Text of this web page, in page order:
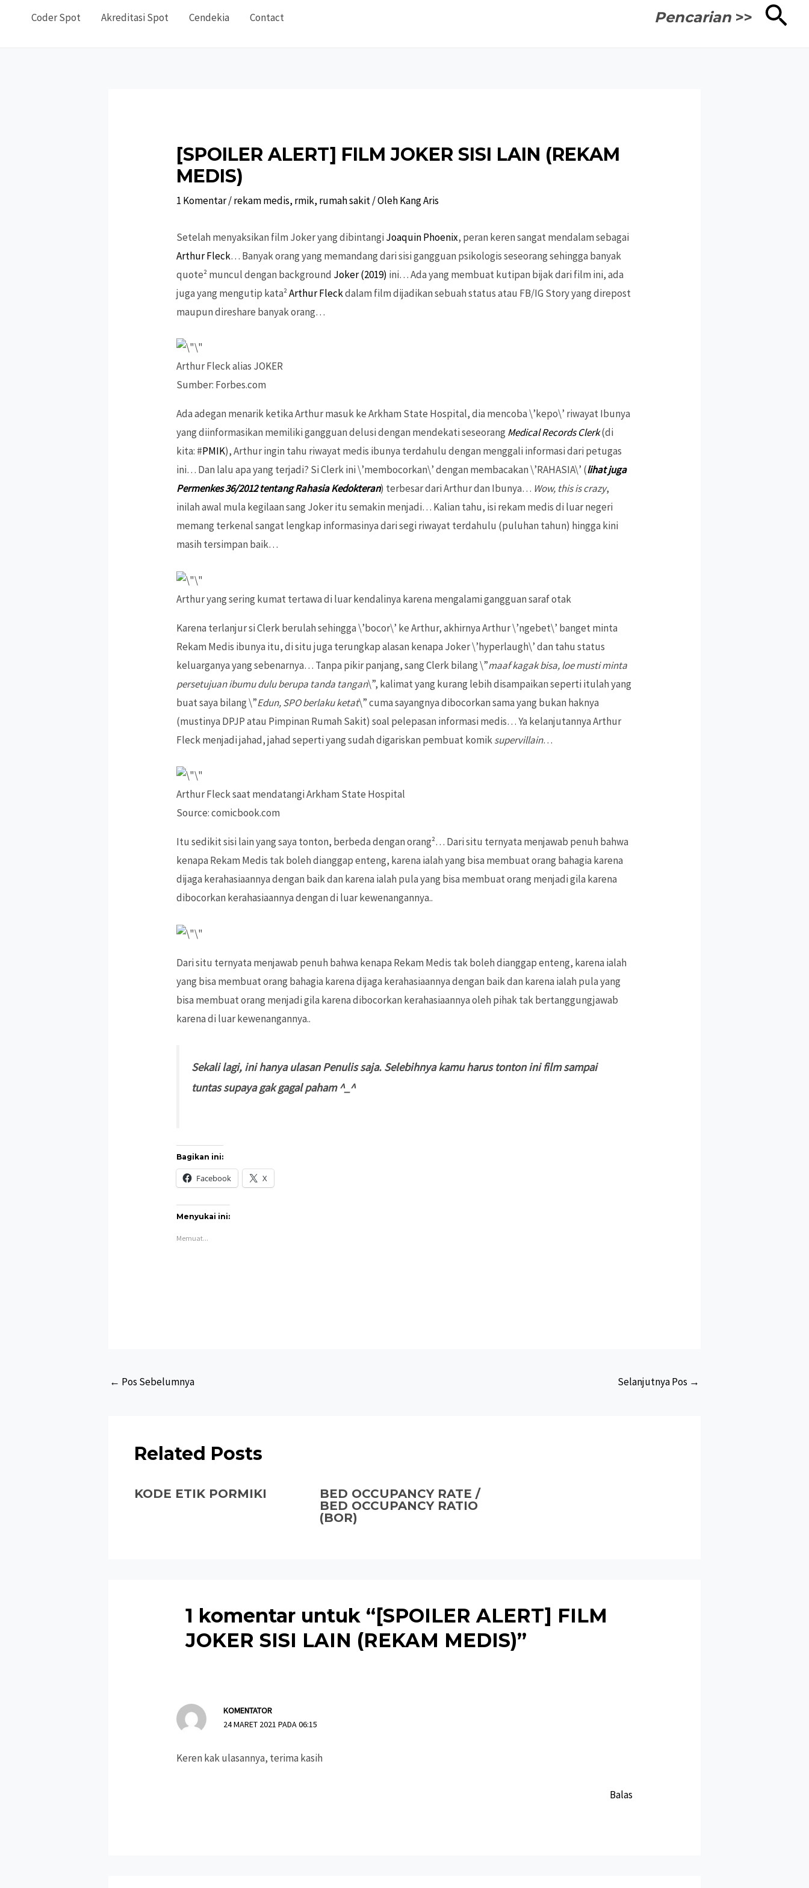
Coder Spot Akreditasi Spot Cendekia Contact Pencarian >> Cari
[SPOILER ALERT] FILM JOKER SISI LAIN (REKAM
MEDIS)
1 Komentar/rekam medis, rmik, rumah sakit/ OlehKang Aris
Setelah menyaksikan film Joker yang dibintangi Joaquin Phoenix, peran keren sangat mendalam sebagai
Arthur Fleck… Banyak orang yang memandang dari sisi gangguan psikologis seseorang sehingga banyak
quote² muncul dengan background Joker (2019) ini… Ada yang membuat kutipan bijak dari film ini, ada
juga yang mengutip kata²Arthur Fleckdalam film dijadikan sebuah status atau FB/IG Story yang direpost
maupun direshare banyak orang…
Arthur Fleck alias JOKER
Sumber: Forbes.com
Ada adegan menarik ketika Arthur masuk ke Arkham State Hospital, dia mencoba \’kepo\’ riwayat Ibunya
yang diinformasikan memiliki gangguan delusi dengan mendekati seseorang Medical Records Clerk(di
kita: #PMIK), Arthur ingin tahu riwayat medis ibunya terdahulu dengan menggali informasi dari petugas
ini… Dan lalu apa yang terjadi? Si Clerk ini \’membocorkan\’ dengan membacakan \’RAHASIA\’ (lihat juga
Permenkes 36/2012 tentang Rahasia Kedokteran) terbesar dari Arthur dan Ibunya… Wow, this is crazy,
inilah awal mula kegilaan sang Joker itu semakin menjadi… Kalian tahu, isi rekam medis di luar negeri
memang terkenal sangat lengkap informasinya dari segi riwayat terdahulu (puluhan tahun) hingga kini
masih tersimpan baik…
Arthur yang sering kumat tertawa di luar kendalinya karena mengalami gangguan saraf otak
Karena terlanjur si Clerk berulah sehingga \’bocor\’ ke Arthur, akhirnya Arthur \’ngebet\’ banget minta
Rekam Medis ibunya itu, di situ juga terungkap alasan kenapa Joker \’hyperlaugh\’ dan tahu status
keluarganya yang sebenarnya… Tanpa pikir panjang, sang Clerk bilang \”maaf kagak bisa, loe musti minta
persetujuan ibumu dulu berupa tanda tangan\”, kalimat yang kurang lebih disampaikan seperti itulah yang
buat saya bilang \”Edun, SPO berlaku ketat\” cuma sayangnya dibocorkan sama yang bukan haknya
(mustinya DPJP atau Pimpinan Rumah Sakit) soal pelepasan informasi medis… Ya kelanjutannya Arthur
Fleck menjadi jahad, jahad seperti yang sudah digariskan pembuat komiksupervillain…
Arthur Fleck saat mendatangi Arkham State Hospital
Source: comicbook.com
Itu sedikit sisi lain yang saya tonton, berbeda dengan orang²… Dari situ ternyata menjawab penuh bahwa
kenapa Rekam Medis tak boleh dianggap enteng, karena ialah yang bisa membuat orang bahagia karena
dijaga kerahasiaannya dengan baik dan karena ialah pula yang bisa membuat orang menjadi gila karena
dibocorkan kerahasiaannya dengan di luar kewenangannya..
Dari situ ternyata menjawab penuh bahwa kenapa Rekam Medis tak boleh dianggap enteng, karena ialah
yang bisa membuat orang bahagia karena dijaga kerahasiaannya dengan baik dan karena ialah pula yang
bisa membuat orang menjadi gila karena dibocorkan kerahasiaannya oleh pihak tak bertanggungjawab
karena di luar kewenangannya..
Sekali lagi, ini hanya ulasan Penulis saja. Selebihnya kamu harus tonton ini film sampai
tuntas supaya gak gagal paham ^_^
Bagikan ini:
Facebook X
Menyukai ini:
Memuat...
Post
← Pos Sebelumnya Selanjutnya Pos →
Related Posts
KODE ETIK PORMIKI
BED OCCUPANCY RATE /
BED OCCUPANCY RATIO
(BOR)
1 komentar untuk “[SPOILER ALERT] FILM
JOKER SISI LAIN (REKAM MEDIS)”
KOMENTATOR
24 MARET 2021 PADA 06:15
Keren kak ulasannya, terima kasih
Balas